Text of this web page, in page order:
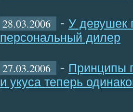
28.03.2006 - У девушек
персональный дилер
27.03.2006 - Принципы
и укуса теперь